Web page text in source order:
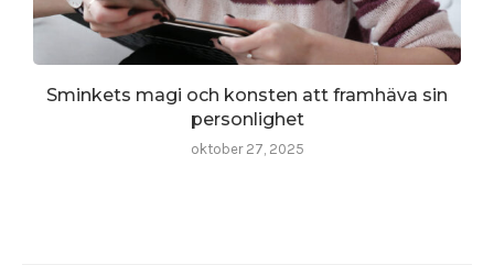
Sminkets magi och konsten att framhäva sin
personlighet
oktober 27, 2025